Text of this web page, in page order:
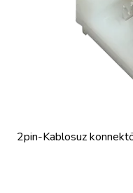
2pin-Kablosuz